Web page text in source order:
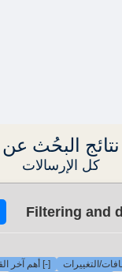
نتائج البحُث عن
كل الإرسالات
Filtering and
التغييرات
[-] أهم آخر